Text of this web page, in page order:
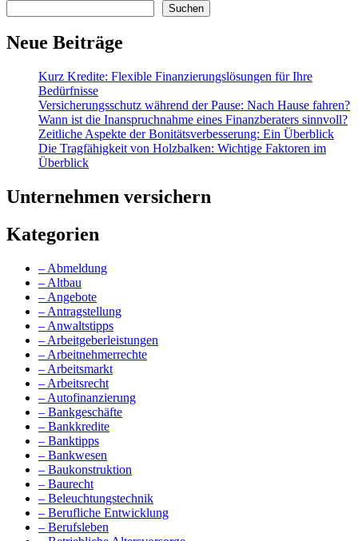
Suchen
Neue Beiträge
Kurz Kredite: Flexible Finanzierungslösungen für Ihre
Bedürfnisse
Versicherungsschutz während der Pause: Nach Hause fahren?
Wann ist die Inanspruchnahme eines Finanzberaters sinnvoll?
Zeitliche Aspekte der Bonitätsverbesserung: Ein Überblick
Die Tragfähigkeit von Holzbalken: Wichtige Faktoren im
Überblick
Unternehmen versichern
Kategorien
– Abmeldung
– Altbau
– Angebote
– Antragstellung
– Anwaltstipps
– Arbeitgeberleistungen
– Arbeitnehmerrechte
– Arbeitsmarkt
– Arbeitsrecht
– Autofinanzierung
– Bankgeschäfte
– Bankkredite
– Banktipps
– Bankwesen
– Baukonstruktion
– Baurecht
– Beleuchtungstechnik
– Berufliche Entwicklung
– Berufsleben